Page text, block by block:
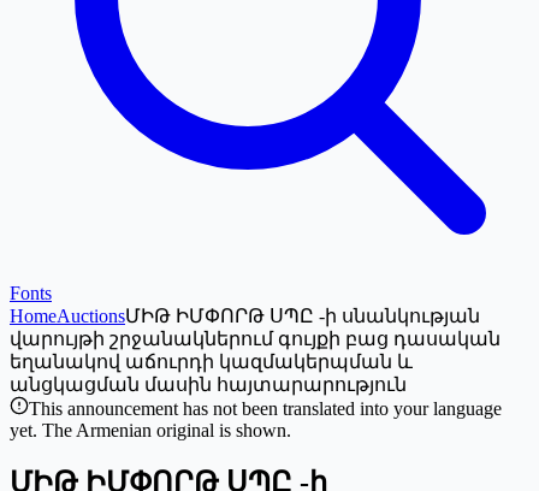
Fonts
HomeAuctionsՄԻԹ ԻՄՓՈՐԹ ՍՊԸ -ի սնանկության
վարույթի շրջանակներում գույքի բաց դասական
եղանակով աճուրդի կազմակերպման և
անցկացման մասին հայտարարություն
This announcement has not been translated into your language
yet. The Armenian original is shown.
ՄԻԹ ԻՄՓՈՐԹ ՍՊԸ -ի